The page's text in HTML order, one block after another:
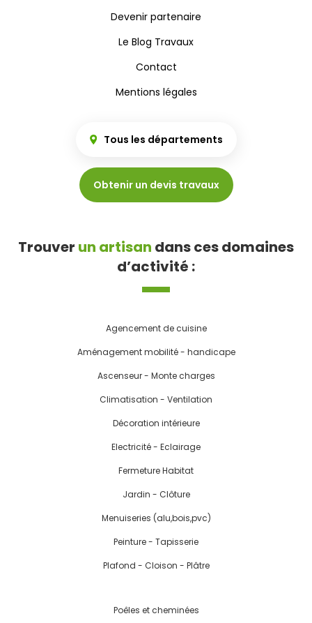
Devenir partenaire
Le Blog Travaux
Contact
Mentions légales
Tous les départements
Obtenir un devis travaux
Trouver un artisan dans ces domaines
d’activité :
Agencement de cuisine
Aménagement mobilité - handicape
Ascenseur - Monte charges
Climatisation - Ventilation
Décoration intérieure
Electricité - Eclairage
Fermeture Habitat
Jardin - Clôture
Menuiseries (alu,bois,pvc)
Peinture - Tapisserie
Plafond - Cloison - Plâtre
Poêles et cheminées